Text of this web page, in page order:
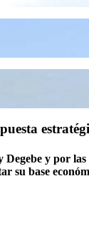
Degebe y
base